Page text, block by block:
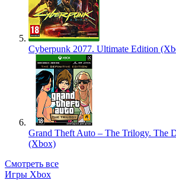
Cyberpunk 2077. Ultimate Edition
Grand Theft Auto – The Trilogy. The
(Xbox)
Смотреть все
Игры Xbox